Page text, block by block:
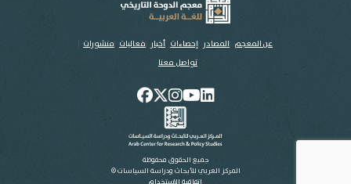
عن المعجم المصادر إحصاءات أخبار فعاليات منشورات
تواصل معنا
جميع الحقوق محفوظة
المركز العربي للأبحاث ودراسة السياسات ©